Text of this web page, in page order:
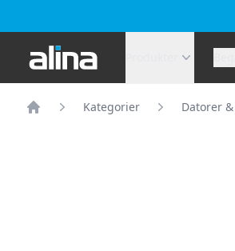
Alina.se
Kategorier Datorer